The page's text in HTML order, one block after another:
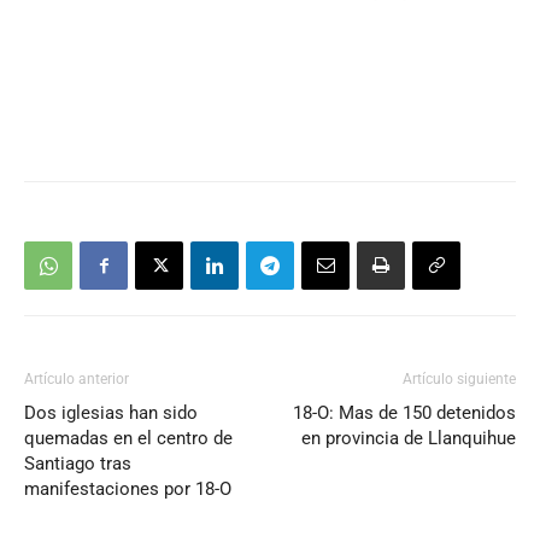
Artículo anterior
Dos iglesias han sido
quemadas en el centro de
Santiago tras
manifestaciones por 18-O
Artículo siguiente
18-O: Mas de 150 detenidos
en provincia de Llanquihue